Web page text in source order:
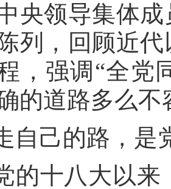
央领导集体
列，回顾近
，强调“全党
的道路多么
自己的路，是
的十八大以